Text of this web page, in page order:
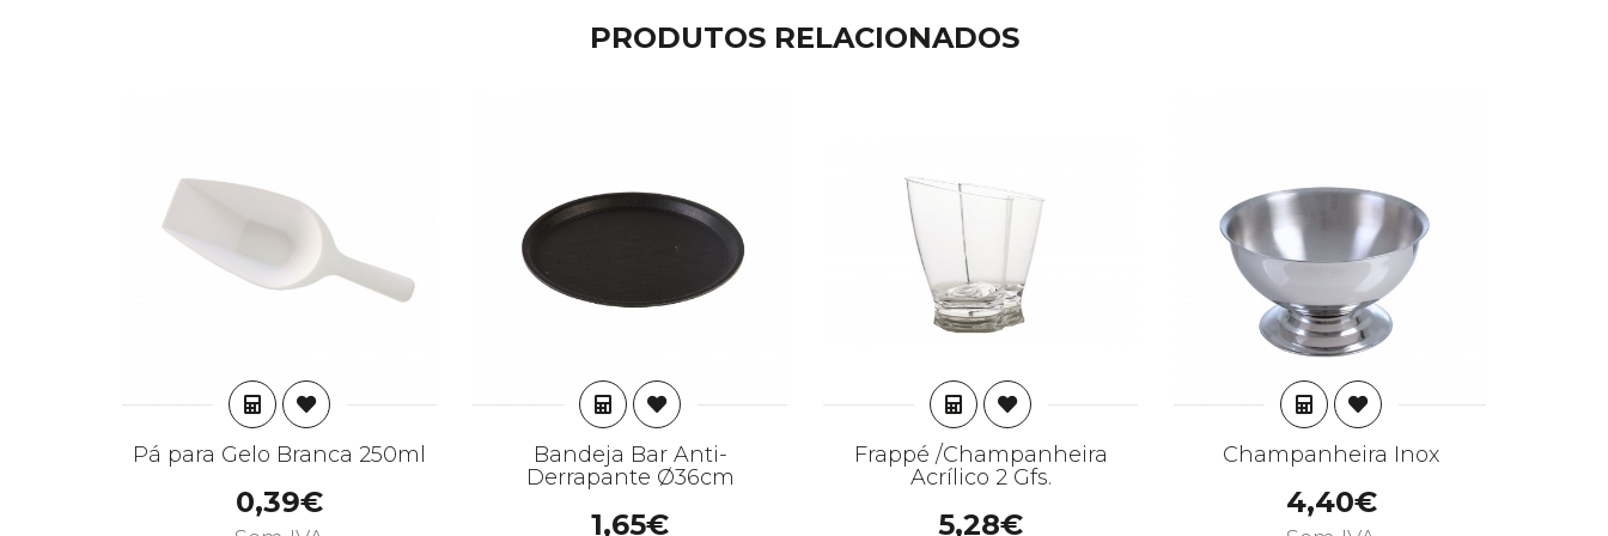
PRODUTOS RELACIONADOS
ADICIONAR
Pá para Gelo Branca 250ml
0,39€
ADICIONAR
Bandeja Bar Anti-
Derrapante Ø36cm
1,65€
ADICIONAR
Frappé /Champanheira
Acrílico 2 Gfs.
5,28€
ADICIONAR
Champanheira Inox
4,40€